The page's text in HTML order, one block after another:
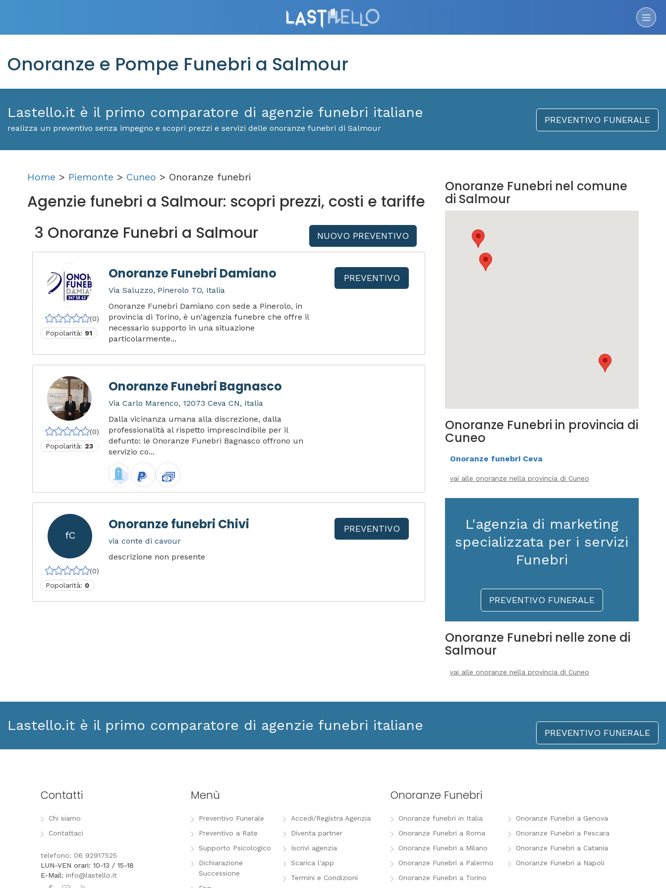
Onoranze e Pompe Funebri a Salmour
Lastello.it è il primo comparatore di agenzie funebri italiane
realizza un preventivo senza impegno e scopri prezzi e servizi delle onoranze funebri di Salmour
PREVENTIVO FUNERALE
Home > Piemonte > Cuneo > Onoranze funebri
Agenzie funebri a Salmour: scopri prezzi, costi e tariffe
3 Onoranze Funebri a Salmour
NUOVO PREVENTIVO
(0)
Popolarità: 91
Onoranze Funebri Damiano
Via Saluzzo, Pinerolo TO, Italia
Onoranze Funebri Damiano con sede a Pinerolo, in
provincia di Torino, è un'agenzia funebre che offre il
necessario supporto in una situazione
particolarmente...
PREVENTIVO
(0)
Popolarità: 23
Onoranze Funebri Bagnasco
Via Carlo Marenco, 12073 Ceva CN, Italia
Dalla vicinanza umana alla discrezione, dalla
professionalità al rispetto imprescindibile per il
defunto: le Onoranze Funebri Bagnasco offrono un
servizio co...
fC
(0)
Popolarità: 0
Onoranze funebri Chivi
via conte di cavour
descrizione non presente
PREVENTIVO
Onoranze Funebri nel comune
di Salmour
Onoranze Funebri in provincia di
Cuneo
Onoranze funebri Ceva
vai alle onoranze nella provincia di Cuneo
L'agenzia di marketing
specializzata per i servizi
Funebri
PREVENTIVO FUNERALE
Onoranze Funebri nelle zone di
Salmour
vai alle onoranze nella provincia di Cuneo
Lastello.it è il primo comparatore di agenzie funebri italiane PREVENTIVO FUNERALE
Contatti
Chi siamo
Contattaci
telefono: 06 92917525
LUN-VEN orari: 10-13 / 15-18
E-Mail: info@lastello.it
Menù
Preventivo Funerale
Preventivo a Rate
Supporto Psicologico
Dichiarazione
Successione
Accedi/Registra Agenzia
Diventa partner
Iscrivi agenzia
Scarica l'app
Termini e Condizioni
Onoranze Funebri
Onoranze funebri in Italia
Onoranze Funebri a Roma
Onoranze Funebri a Milano
Onoranze Funebri a Palermo
Onoranze Funebri a Torino
Onoranze Funebri a Genova
Onoranze Funebri a Pescara
Onoranze Funebri a Catania
Onoranze Funebri a Napoli